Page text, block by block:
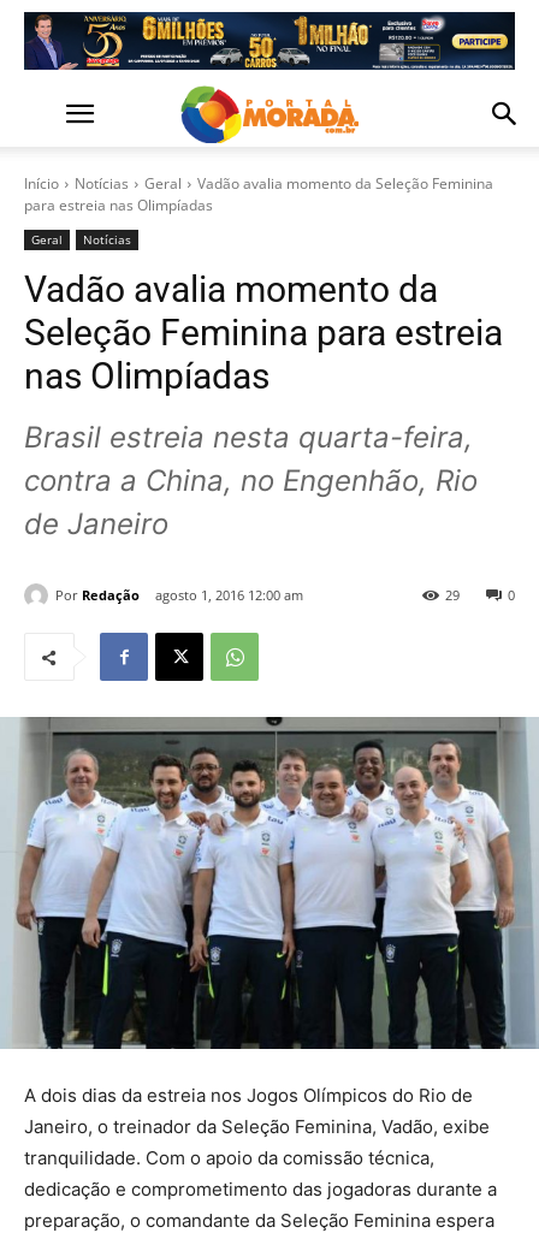
Início Notícias Geral
Vadão avalia momento da Seleção Feminina
para estreia nas Olimpíadas
Geral Notícias
Vadão avalia momento da
Seleção Feminina para estreia
nas Olimpíadas
Brasil estreia nesta quarta-feira,
contra a China, no Engenhão, Rio
de Janeiro
Por Redação agosto 1, 2016 12:00 am 0
29
A dois dias da estreia nos Jogos Olímpicos do Rio de
Janeiro, o treinador da Seleção Feminina, Vadão, exibe
tranquilidade. Com o apoio da comissão técnica,
dedicação e comprometimento das jogadoras durante a
preparação, o comandante da Seleção Feminina espera